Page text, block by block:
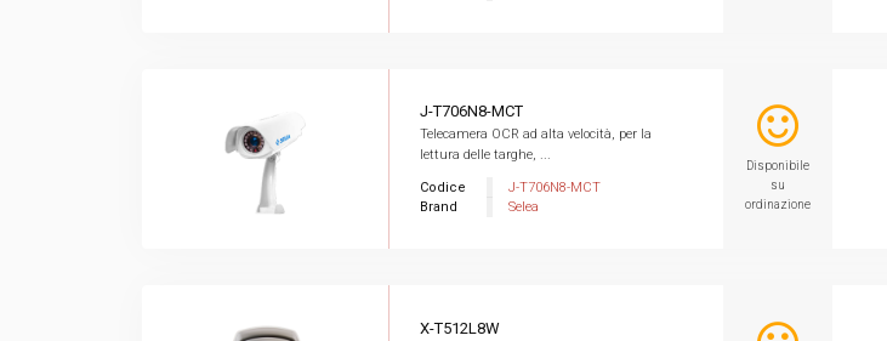
J-T706N8-MCT
Telecamera OCR ad alta velocità, per la
lettura delle targhe, ...
Codice
J-T706N8-MCT
Brand
Selea
Disponibile
su
ordinazione
X-T512L8W